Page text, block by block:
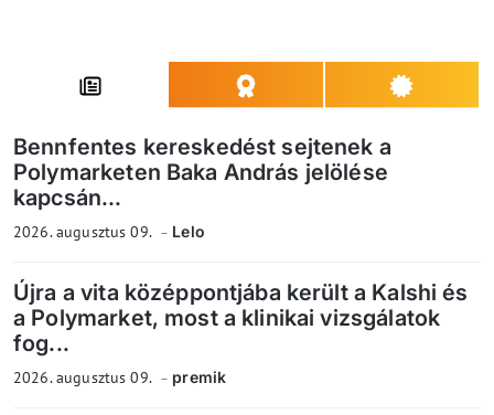
Bennfentes kereskedést sejtenek a
Polymarketen Baka András jelölése
kapcsán...
2026. augusztus 09. Lelo
Újra a vita középpontjába került a Kalshi és
a Polymarket, most a klinikai vizsgálatok
fog...
2026. augusztus 09. premik